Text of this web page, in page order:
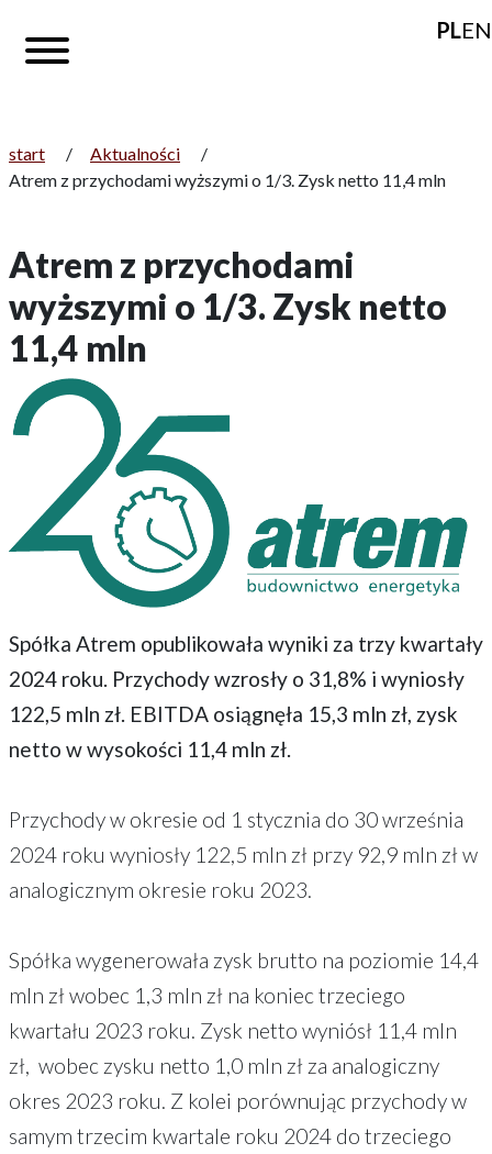
PLEN
start / Aktualności
/
Atrem z przychodami wyższymi o 1/3. Zysk netto 11,4 mln
Atrem z przychodami
wyższymi o 1/3. Zysk netto
11,4 mln
Spółka Atrem opublikowała wyniki za trzy kwartały
2024 roku. Przychody wzrosły o 31,8% i wyniosły
122,5 mln zł. EBITDA osiągnęła 15,3 mln zł, zysk
netto w wysokości 11,4 mln zł.
Przychody w okresie od 1 stycznia do 30 września
2024 roku wyniosły 122,5 mln zł przy 92,9 mln zł w
analogicznym okresie roku 2023.
Spółka wygenerowała zysk brutto na poziomie 14,4
mln zł wobec 1,3 mln zł na koniec trzeciego
kwartału 2023 roku. Zysk netto wyniósł 11,4 mln
zł, wobec zysku netto 1,0 mln zł za analogiczny
okres 2023 roku. Z kolei porównując przychody w
samym trzecim kwartale roku 2024 do trzeciego